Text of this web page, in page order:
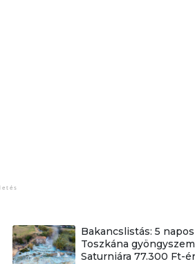
Bakancslistás: 5
Toszkána
Saturniára 77.300 Ft-